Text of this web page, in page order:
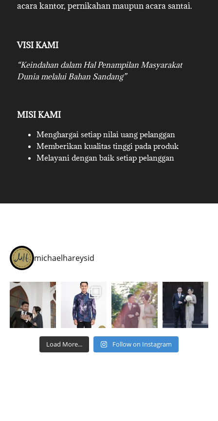
acara kantor, pernikahan maupun acara santai.
VISI KAMI
“Keindahan dalam Hal Penampilan Masyarakat
Dunia melalui Bahan Sandang”
MISI KAMI
Menghargai setiap nilai uang pelanggan
Memberikan kualitas tinggi pada produk
Melayani dengan baik setiap pelanggan
michaelhareysid
Load More... Follow on Instagram